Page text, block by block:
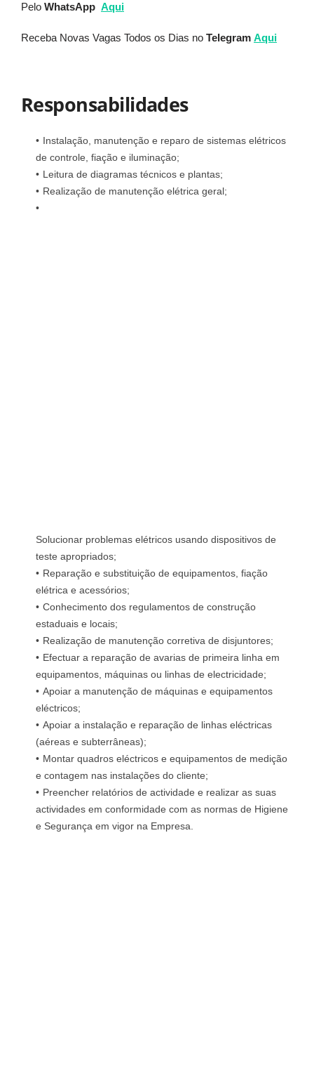
Pelo WhatsApp Aqui
Receba Novas Vagas Todos os Dias no Telegram Aqui
Responsabilidades
Instalação, manutenção e reparo de sistemas elétricos
de controle, fiação e iluminação;
Leitura de diagramas técnicos e plantas;
Realização de manutenção elétrica geral;
Solucionar problemas elétricos usando dispositivos de
teste apropriados;
Reparação e substituição de equipamentos, fiação
elétrica e acessórios;
Conhecimento dos regulamentos de construção
estaduais e locais;
Realização de manutenção corretiva de disjuntores;
Efectuar a reparação de avarias de primeira linha em
equipamentos, máquinas ou linhas de electricidade;
Apoiar a manutenção de máquinas e equipamentos
eléctricos;
Apoiar a instalação e reparação de linhas eléctricas
(aéreas e subterrâneas);
Montar quadros eléctricos e equipamentos de medição
e contagem nas instalações do cliente;
Preencher relatórios de actividade e realizar as suas
actividades em conformidade com as normas de Higiene
e Segurança em vigor na Empresa.